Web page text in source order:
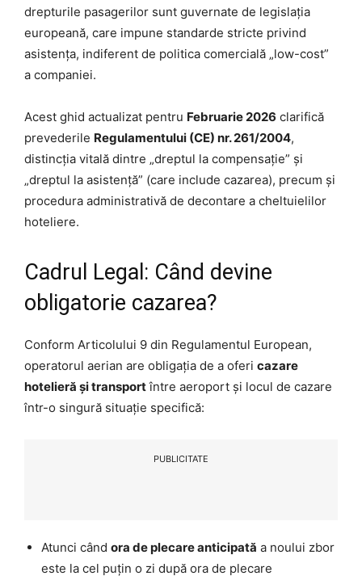
drepturile pasagerilor sunt guvernate de legislația
europeană, care impune standarde stricte privind
asistența, indiferent de politica comercială „low-cost”
a companiei.
Acest ghid actualizat pentru Februarie 2026 clarifică
prevederile Regulamentului (CE) nr. 261/2004,
distincția vitală dintre „dreptul la compensație” și
„dreptul la asistență” (care include cazarea), precum și
procedura administrativă de decontare a cheltuielilor
hoteliere.
Cadrul Legal: Când devine
obligatorie cazarea?
Conform Articolului 9 din Regulamentul European,
operatorul aerian are obligația de a oferi cazare
hotelieră și transportîntre aeroport și locul de cazare
într-o singură situație specifică:
PUBLICITATE
Atunci când ora de plecare anticipată a noului zbor
este la cel puțin o zi după ora de plecare